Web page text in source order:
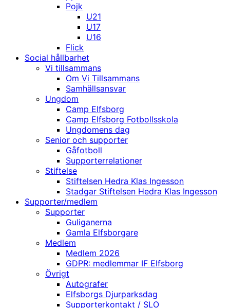
Pojk
U21
U17
U16
Flick
Social hållbarhet
Vi tillsammans
Om Vi Tillsammans
Samhällsansvar
Ungdom
Camp Elfsborg
Camp Elfsborg Fotbollsskola
Ungdomens dag
Senior och supporter
Gåfotboll
Supporterrelationer
Stiftelse
Stiftelsen Hedra Klas Ingesson
Stadgar Stiftelsen Hedra Klas Ingesson
Supporter/medlem
Supporter
Guliganerna
Gamla Elfsborgare
Medlem
Medlem 2026
GDPR: medlemmar IF Elfsborg
Övrigt
Autografer
Elfsborgs Djurparksdag
Supporterkontakt / SLO